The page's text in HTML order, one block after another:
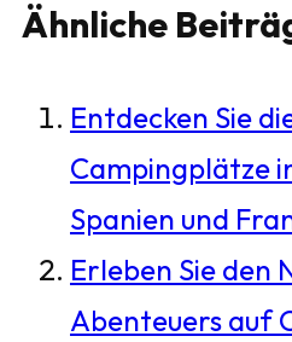
Ähnliche
Entdecken Sie
Campingplätze
Spanien und
Erleben Sie den
Abenteuers auf